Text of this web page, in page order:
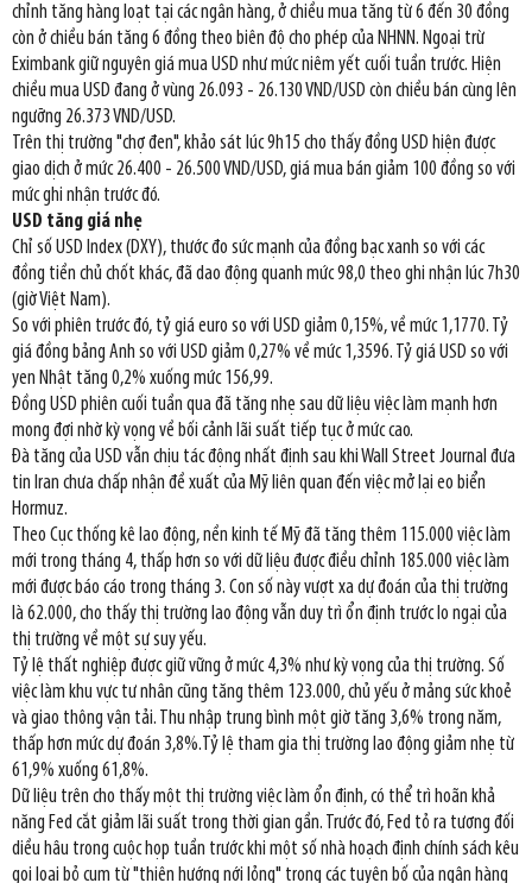
chỉnh tăng hàng loạt tại các ngân hàng, ở chiều mua tăng từ 6 đến 30 đồng
còn ở chiều bán tăng 6 đồng theo biên độ cho phép của NHNN. Ngoại trừ
Eximbank giữ nguyên giá mua USD như mức niêm yết cuối tuần trước. Hiện
chiều mua USD đang ở vùng 26.093 - 26.130 VND/USD còn chiều bán cùng lên
ngưỡng 26.373 VND/USD.
Trên thị trường "chợ đen", khảo sát lúc 9h15 cho thấy đồng USD hiện được
giao dịch ở mức 26.400 - 26.500 VND/USD, giá mua bán giảm 100 đồng so với
mức ghi nhận trước đó.
USD tăng giá nhẹ
Chỉ số USD Index (DXY), thước đo sức mạnh của đồng bạc xanh so với các
đồng tiền chủ chốt khác, đã dao động quanh mức 98,0 theo ghi nhận lúc 7h30
(giờ Việt Nam).
So với phiên trước đó, tỷ giá euro so với USD giảm 0,15%, về mức 1,1770. Tỷ
giá đồng bảng Anh so với USD giảm 0,27% về mức 1,3596. Tỷ giá USD so với
yen Nhật tăng 0,2% xuống mức 156,99.
Đồng USD phiên cuối tuần qua đã tăng nhẹ sau dữ liệu việc làm mạnh hơn
mong đợi nhờ kỳ vọng về bối cảnh lãi suất tiếp tục ở mức cao.
Đà tăng của USD vẫn chịu tác động nhất định sau khi Wall Street Journal đưa
tin Iran chưa chấp nhận đề xuất của Mỹ liên quan đến việc mở lại eo biển
Hormuz.
Theo Cục thống kê lao động, nền kinh tế Mỹ đã tăng thêm 115.000 việc làm
mới trong tháng 4, thấp hơn so với dữ liệu được điều chỉnh 185.000 việc làm
mới được báo cáo trong tháng 3. Con số này vượt xa dự đoán của thị trường
là 62.000, cho thấy thị trường lao động vẫn duy trì ổn định trước lo ngại của
thị trường về một sự suy yếu.
Tỷ lệ thất nghiệp được giữ vững ở mức 4,3% như kỳ vọng của thị trường. Số
việc làm khu vực tư nhân cũng tăng thêm 123.000, chủ yếu ở mảng sức khoẻ
và giao thông vận tải. Thu nhập trung bình một giờ tăng 3,6% trong năm,
thấp hơn mức dự đoán 3,8%.Tỷ lệ tham gia thị trường lao động giảm nhẹ từ
61,9% xuống 61,8%.
Dữ liệu trên cho thấy một thị trường việc làm ổn định, có thể trì hoãn khả
năng Fed cắt giảm lãi suất trong thời gian gần. Trước đó, Fed tỏ ra tương đối
diều hâu trong cuộc họp tuần trước khi một số nhà hoạch định chính sách kêu
gọi loại bỏ cụm từ "thiên hướng nới lỏng" trong các tuyên bố của ngân hàng